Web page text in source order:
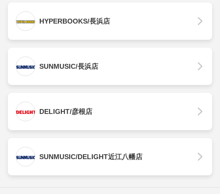
HYPERBOOKS/長浜店
SUNMUSIC/長浜店
DELIGHT/彦根店
SUNMUSIC/DELIGHT近江八幡店